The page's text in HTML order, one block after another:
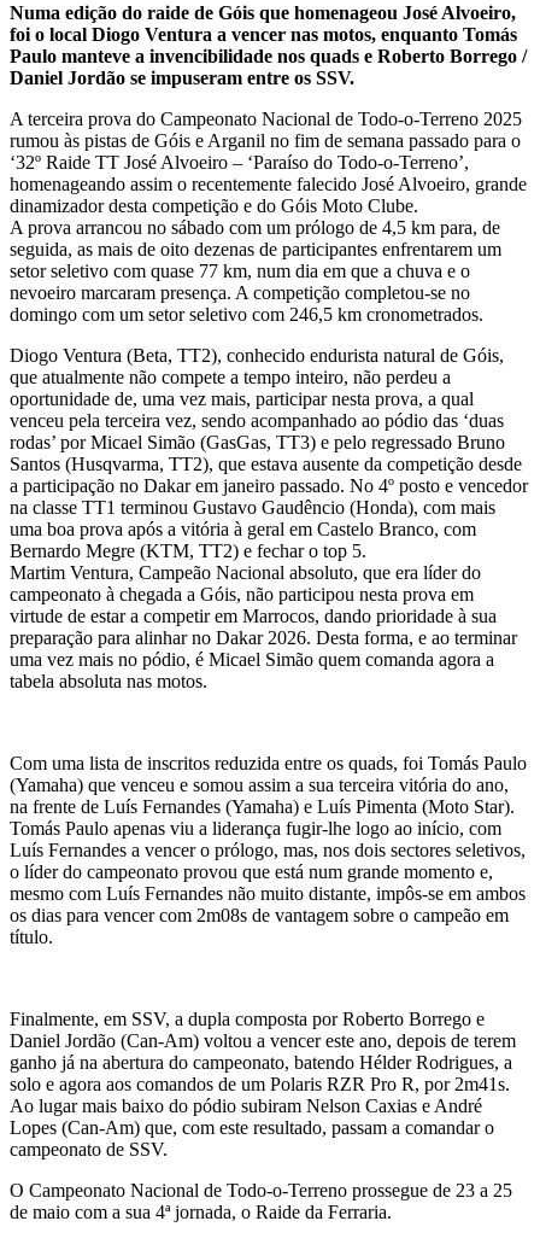
Numa edição do raide de Góis que homenageou José Alvoeiro,
foi o local Diogo Ventura a vencer nas motos, enquanto Tomás
Paulo manteve a invencibilidade nos quads e Roberto Borrego /
Daniel Jordão se impuseram entre os SSV.
A terceira prova do Campeonato Nacional de Todo-o-Terreno 2025
rumou às pistas de Góis e Arganil no fim de semana passado para o
‘32º Raide TT José Alvoeiro – ‘Paraíso do Todo-o-Terreno’,
homenageando assim o recentemente falecido José Alvoeiro, grande
dinamizador desta competição e do Góis Moto Clube.
A prova arrancou no sábado com um prólogo de 4,5 km para, de
seguida, as mais de oito dezenas de participantes enfrentarem um
setor seletivo com quase 77 km, num dia em que a chuva e o
nevoeiro marcaram presença. A competição completou-se no
domingo com um setor seletivo com 246,5 km cronometrados.
Diogo Ventura (Beta, TT2), conhecido endurista natural de Góis,
que atualmente não compete a tempo inteiro, não perdeu a
oportunidade de, uma vez mais, participar nesta prova, a qual
venceu pela terceira vez, sendo acompanhado ao pódio das ‘duas
rodas’ por Micael Simão (GasGas, TT3) e pelo regressado Bruno
Santos (Husqvarma, TT2), que estava ausente da competição desde
a participação no Dakar em janeiro passado. No 4º posto e vencedor
na classe TT1 terminou Gustavo Gaudêncio (Honda), com mais
uma boa prova após a vitória à geral em Castelo Branco, com
Bernardo Megre (KTM, TT2) e fechar o top 5.
Martim Ventura, Campeão Nacional absoluto, que era líder do
campeonato à chegada a Góis, não participou nesta prova em
virtude de estar a competir em Marrocos, dando prioridade à sua
preparação para alinhar no Dakar 2026. Desta forma, e ao terminar
uma vez mais no pódio, é Micael Simão quem comanda agora a
tabela absoluta nas motos.
Com uma lista de inscritos reduzida entre os quads, foi Tomás Paulo
(Yamaha) que venceu e somou assim a sua terceira vitória do ano,
na frente de Luís Fernandes (Yamaha) e Luís Pimenta (Moto Star).
Tomás Paulo apenas viu a liderança fugir-lhe logo ao início, com
Luís Fernandes a vencer o prólogo, mas, nos dois sectores seletivos,
o líder do campeonato provou que está num grande momento e,
mesmo com Luís Fernandes não muito distante, impôs-se em ambos
os dias para vencer com 2m08s de vantagem sobre o campeão em
título.
Finalmente, em SSV, a dupla composta por Roberto Borrego e
Daniel Jordão (Can-Am) voltou a vencer este ano, depois de terem
ganho já na abertura do campeonato, batendo Hélder Rodrigues, a
solo e agora aos comandos de um Polaris RZR Pro R, por 2m41s.
Ao lugar mais baixo do pódio subiram Nelson Caxias e André
Lopes (Can-Am) que, com este resultado, passam a comandar o
campeonato de SSV.
O Campeonato Nacional de Todo-o-Terreno prossegue de 23 a 25
de maio com a sua 4ª jornada, o Raide da Ferraria.